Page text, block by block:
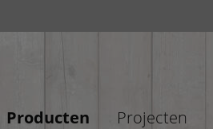
Producten Projecten